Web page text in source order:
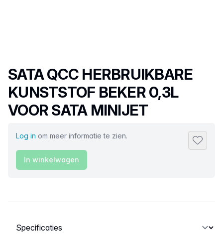
Productnaam
SATA QCC HERBRUIKBARE
KUNSTSTOF BEKER 0,3L
VOOR SATA MINIJET
Log in om meer informatie te zien.
In winkelwagen
Selecteer een tabblad